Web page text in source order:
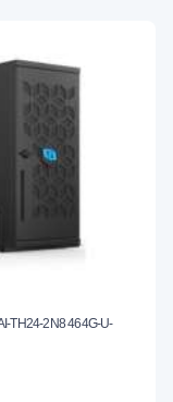
TH24-2N8 464G-U-